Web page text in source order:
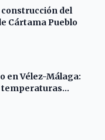
construcción del
Cártama Pueblo
en Vélez-Málaga:
temperaturas